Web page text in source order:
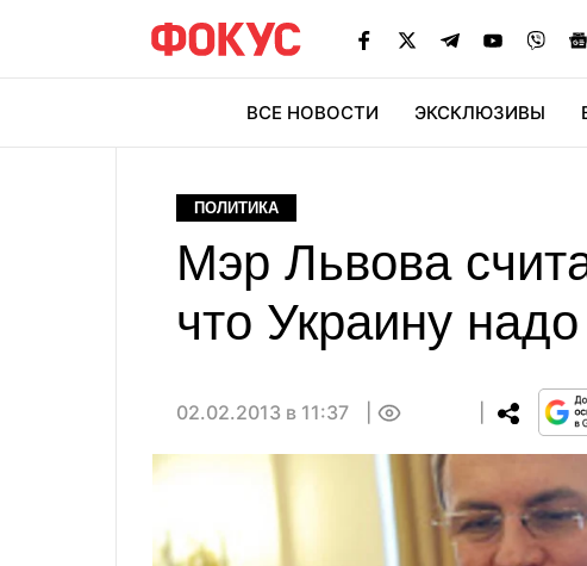
ВСЕ НОВОСТИ ЭКСКЛЮЗИВЫ
ПОЛИТИКА
Мэр Львова
что Украину
02.02.2013 в 11:37